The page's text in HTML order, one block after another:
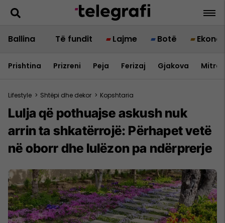
Ballina Të fundit Lajme Botë
Prishtina Prizreni Peja Ferizaj Gjakova
Lifestyle > Shtëpi dhe dekor > Kopshtaria
Lulja që pothuajse askush nuk
arrin ta shkatërrojë: Përhapet vetë
në oborr dhe lulëzon pa ndërprerje